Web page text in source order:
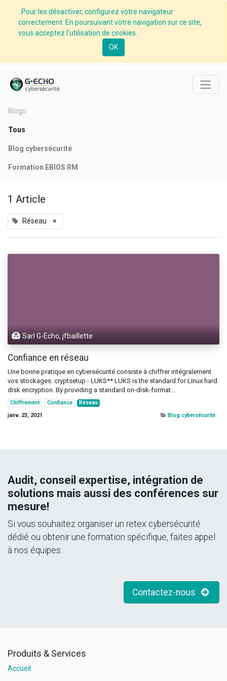
. Pour les désactiver, configurez votre navigateur
correctement. En poursuivant votre navigation sur ce site,
vous acceptez l’utilisation de cookies.
OK
Blogs:
Tous
Blog cybersécurité
Formation EBIOS RM
1 Article
Réseau ×
Sarl G-Echo, jfbaillette
Confiance en réseau
Une bonne pratique en cybersécurité consiste à chiffrer intégralement
vos stockages. cryptsetup - LUKS** LUKS is the standard for Linux hard
disk encryption. By providing a standard on-disk-format...
Chiffrement Confiance
Réseau
janv. 23, 2021
Blog cybersécurité
Audit, conseil expertise, intégration de
solutions mais aussi des conférences sur
mesure!
Si vous souhaitez organiser un retex cybersécurité
dédié ou obtenir une formation spécifique, faites appel
à nos équipes.
Contactez-nous
Produits & Services
Accueil